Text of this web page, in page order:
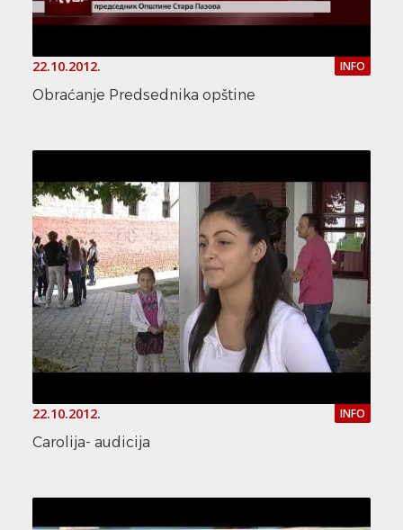
22.10.2012. INFO
Obraćanje Predsednika opštine
22.10.2012. INFO
Carolija- audicija